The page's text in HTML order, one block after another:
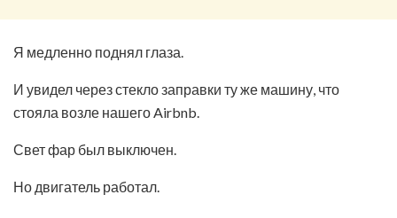
Я медленно поднял глаза.
И увидел через стекло заправки ту же машину, что
стояла возле нашего Airbnb.
Свет фар был выключен.
Но двигатель работал.